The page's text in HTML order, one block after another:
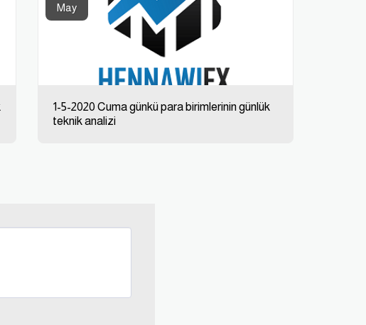
May
1-5-2020 Cuma günkü para birimlerinin günlük
teknik analizi